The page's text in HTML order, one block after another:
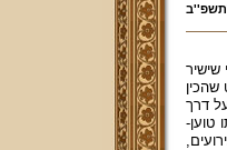
שישיר
דרך
טוען-